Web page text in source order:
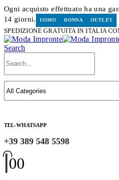
Ogni acquisto effettuato ha una
14 giorni.
UOMO DONNA OUTLET
SPEDIZIONE GRATUITA IN ITALIA
Search
TEL-WHATSAPP
+39 389 548 5598
00